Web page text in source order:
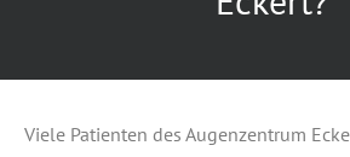
Viele Patienten des Augenzentrum